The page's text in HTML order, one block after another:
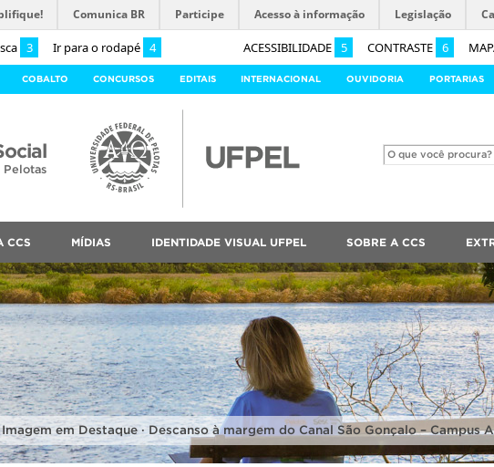
3 Ir para o rodapé 4 ACESSIBILIDADE 5 CONTRASTE 6
Comunica BR Participe Acesso à informação Legislação
COBALTO CONCURSOS EDITAIS INTERNACIONAL OUVIDORIA PORTARIAS
CCS MÍDIAS IDENTIDADE VISUAL UFPEL SOBRE A CCS
Imagem em Destaque · Descanso à margem do Canal São Gonçalo – Campus